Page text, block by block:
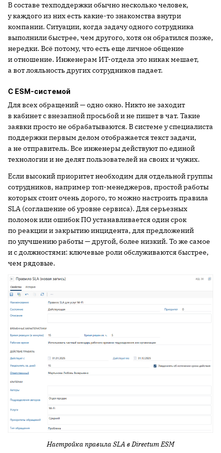
В составе техподдержки обычно несколько человек,
у каждого из них есть какие-то знакомства внутри
компании. Ситуации, когда задачу одного сотрудника
выполнили быстрее, чем другого, хотя он обратился позже,
нередки. Всё потому, что есть еще личное общение
и отношение. Инженерам ИТ-отдела это никак мешает,
а вот лояльность других сотрудников падает.
С ESM-системой
Для всех обращений — одно окно. Никто не заходит
в кабинет с внезапной просьбой и не пишет в чат. Такие
заявки просто не обрабатываются. В системе у специалиста
поддержки первым делом отображается текст задачи,
а не отправитель. Все инженеры действуют по единой
технологии и не делят пользователей на своих и чужих.
Если высокий приоритет необходим для отдельной группы
сотрудников, например топ-менеджеров, простой работы
которых стоит очень дорого, то можно настроить правила
SLA (соглашение об уровне сервиса). Для серьезных
поломок или ошибок ПО устанавливается один срок
по реакции и закрытию инцидента, для предложений
по улучшению работы — другой, более низкий. То же самое
и с должностями: ключевые роли обслуживаются быстрее,
чем рядовые.
Настройка правилаSLA вDirectumESM